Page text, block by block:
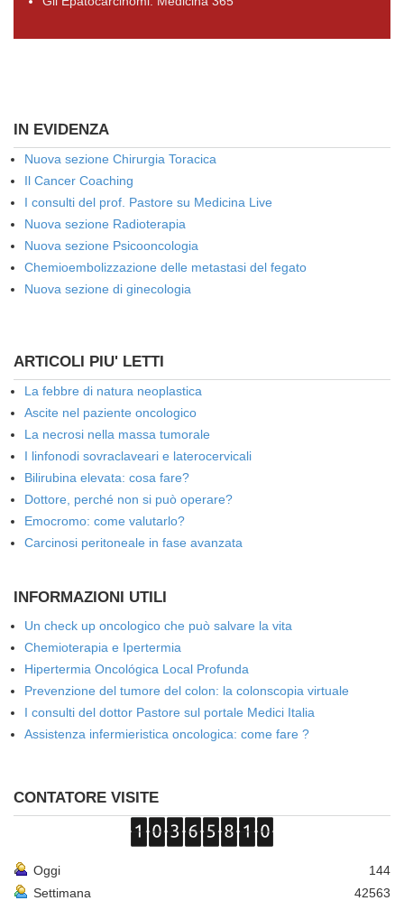
IN EVIDENZA
Nuova sezione Chirurgia Toracica
Il Cancer Coaching
I consulti del prof. Pastore su Medicina Live
Nuova sezione Radioterapia
Nuova sezione Psicooncologia
Chemioembolizzazione delle metastasi del fegato
Nuova sezione di ginecologia
ARTICOLI PIU' LETTI
La febbre di natura neoplastica
Ascite nel paziente oncologico
La necrosi nella massa tumorale
I linfonodi sovraclaveari e laterocervicali
Bilirubina elevata: cosa fare?
Dottore, perché non si può operare?
Emocromo: come valutarlo?
Carcinosi peritoneale in fase avanzata
INFORMAZIONI UTILI
Un check up oncologico che può salvare la vita
Chemioterapia e Ipertermia
Hipertermia Oncológica Local Profunda
Prevenzione del tumore del colon: la colonscopia virtuale
I consulti del dottor Pastore sul portale Medici Italia
Assistenza infermieristica oncologica: come fare ?
CONTATORE VISITE
Oggi
144
Settimana
42563